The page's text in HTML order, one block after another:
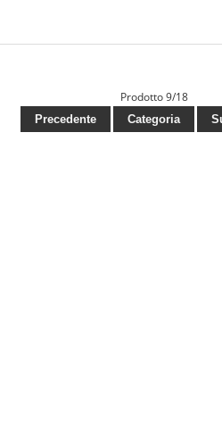
Prodotto 9/18
Precedente Categoria